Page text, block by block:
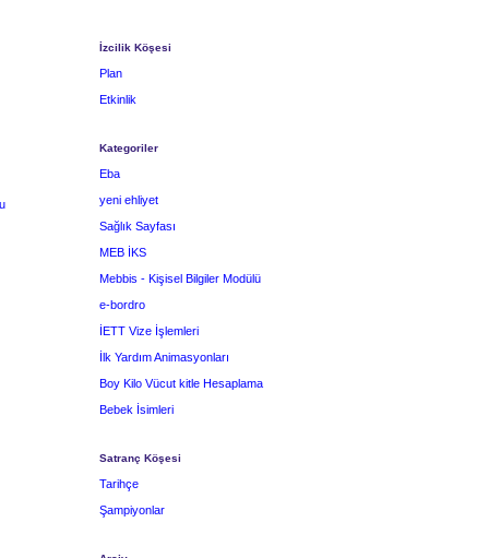
İzcilik Köşesi
Plan
Etkinlik
Kategoriler
Eba
yeni ehliyet
Sağlık Sayfası
MEB İKS
Mebbis - Kişisel Bilgiler Modülü
e-bordro
İETT Vize İşlemleri
İlk Yardım Animasyonları
Boy Kilo Vücut kitle Hesaplama
Bebek İsimleri
Satranç Köşesi
Tarihçe
Şampiyonlar